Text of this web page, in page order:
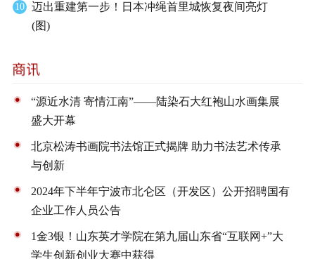
10
迈出重建第一步！日本冲绳首里城恢复夜间亮灯
(图)
“源近水清 寄情江南”——陆染石大红袍山水画集展
盛大开幕
北京松涛书画院书法馆正式揭牌 助力书法艺术传承
与创新
2024年下半年宁波市北仑区（开发区）公开招聘国有
企业工作人员公告
1金3银！山东英才学院在第九届山东省“互联网+”大
学生创新创业大赛中获得